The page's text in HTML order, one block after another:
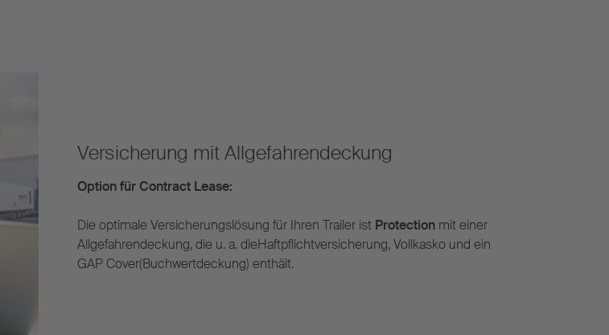
Versicherung mit Allgefahrendeckung
Option für Contract Lease:
Die optimale Versicherungslösung für Ihren Trailer ist Protection mit einer
Allgefahrendeckung, die u. a. dieHaftpflichtversicherung, Vollkasko und ein
GAP Cover(Buchwertdeckung) enthält.